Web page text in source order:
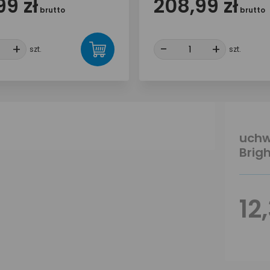
zł brutto
+ +
szt.
208,99 zł brutto
- + +
szt.